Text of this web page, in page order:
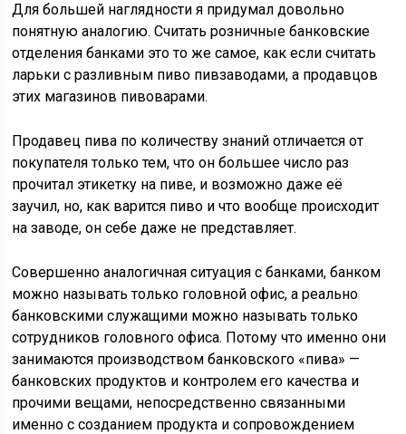
Для большей наглядности я придумал довольно
понятную аналогию. Считать розничные банковские
отделения банками это то же самое, как если считать
ларьки с разливным пиво пивзаводами, а продавцов
этих магазинов пивоварами.
Продавец пива по количеству знаний отличается от
покупателя только тем, что он большее число раз
прочитал этикетку на пиве, и возможно даже её
заучил, но, как варится пиво и что вообще происходит
на заводе, он себе даже не представляет.
Совершенно аналогичная ситуация с банками, банком
можно называть только головной офис, а реально
банковскими служащими можно называть только
сотрудников головного офиса. Потому что именно они
занимаются производством банковского «пива» —
банковских продуктов и контролем его качества и
прочими вещами, непосредственно связанными
именно с созданием продукта и сопровождением